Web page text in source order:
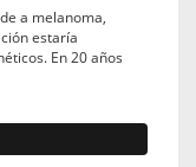
a melanoma,
estaría
En 20 años